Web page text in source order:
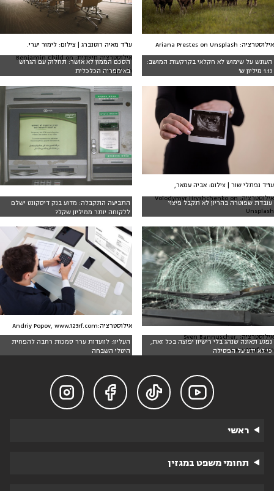
העונש על שימוש לא חקלאי בקרקעות המושב:
1.13 מיליון ש'
אילוסטרציה: Ariana Prestes on Unsplash
הסכם הממון לא אושר: תחלוק עם הגרוש
באימפריה הכלכלית
עו"ד מאיה רוטנברג | צילום: לימור יערי.
אילוסטרציה חיצונית: Benjamin Child on
Unsplash
עובדת שפוטרה בהריון לא תקבל פיצוי
עו"ד נפתלי שור | צילום: אביה עמאר,
אילוסטרציה: Volodymyr Hryshchenko on
Unsplash
התביעה התקבלה: מדוע בנק דיסקונט ישלם
ללקוחה יותר ממיליון שקל?
נפגע תאונה שנהג בלי רישיון יפוצה בכל זאת,
כי לא ידע על הפסילה
אילוסטרציה: Sven Bannuscher,
www.123rf.com
העליון: לוועדות ערר סמכות רחבה להפחית
היטלי השבחה
אילוסטרציה:Andriy Popov, www.123rf.com




ראשי
תחומי משפט במגזין